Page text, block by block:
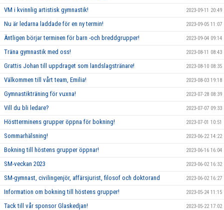
VM i kvinnlig artistisk gymnastik! 2023-09-11 20:49
Nu är ledarna laddade för en ny termin! 2023-09-05 11:07
Äntligen börjar terminen för barn -och breddgrupper! 2023-09-04 09:14
Träna gymnastik med oss! 2023-08-11 08:43
Grattis Johan till uppdraget som landslagstränare! 2023-08-10 08:35
Välkommen till vårt team, Emilia! 2023-08-03 19:18
Gymnastikträning för vuxna! 2023-07-28 08:39
Vill du bli ledare? 2023-07-07 09:33
Höstterminens grupper öppna för bokning! 2023-07-01 10:51
Sommarhälsning! 2023-06-22 14:22
Bokning till höstens grupper öppnar! 2023-06-16 16:04
SM-veckan 2023 2023-06-02 16:32
SM-gymnast, civilingenjör, affärsjurist, filosof och doktorand 2023-06-02 16:27
Information om bokning till höstens grupper! 2023-05-24 11:15
Tack till vår sponsor Glaskedjan! 2023-05-22 17:02